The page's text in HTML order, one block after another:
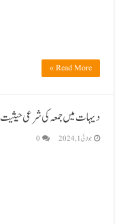
Read More »
دیہات میں جمعہ کی شرعی حیثیت
جولائی 1, 2024 0